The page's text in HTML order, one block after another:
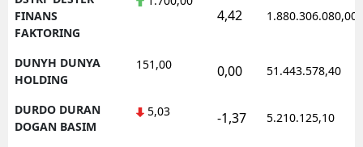
FINANS
FAKTORING
4,42 1.880.306.080,00
DUNYH DUNYA
HOLDING
151,00 0,00 51.443.578,40
DURDO DURAN
DOGAN BASIM
5,03 -1,37 5.210.125,10